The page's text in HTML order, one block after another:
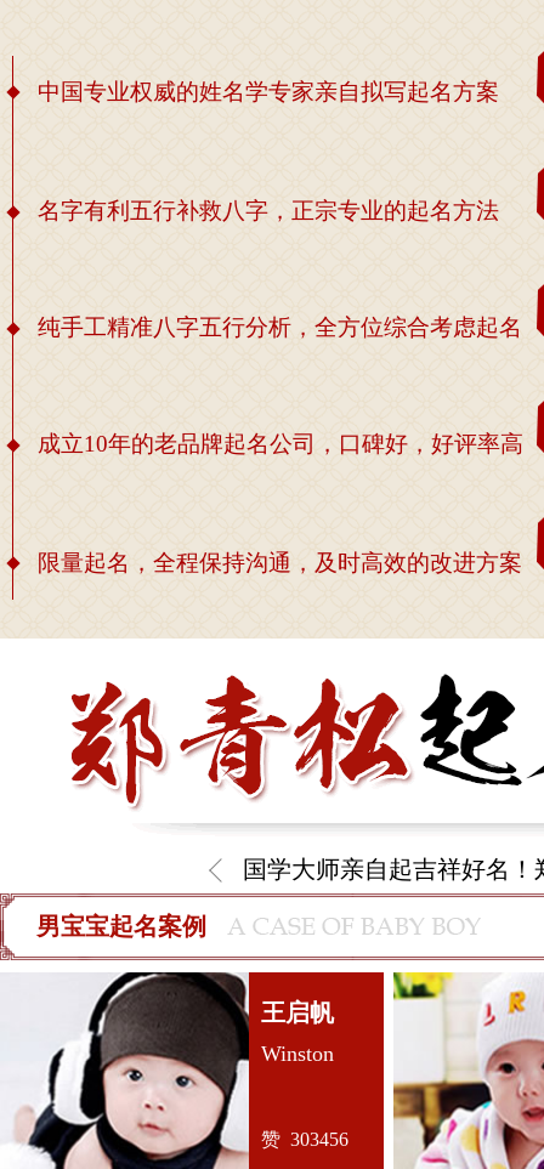
中国专业权威的姓名学专家亲自拟写起名方案
名字有利五行补救八字，正宗专业的起名方法
纯手工精准八字五行分析，全方位综合考虑起名
成立10年的老品牌起名公司，口碑好，好评率高
限量起名，全程保持沟通，及时高效的改进方案
国学大师亲自起吉祥好名！
男宝宝起名案例
王启帆
Winston
赞 303456